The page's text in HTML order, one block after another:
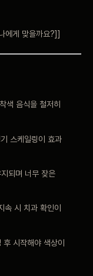
에게 맞을까요?]]
색 음식을 철저히
스케일링이 효과
되며 너무 잦은
시 치과 확인이
시작해야 색상이